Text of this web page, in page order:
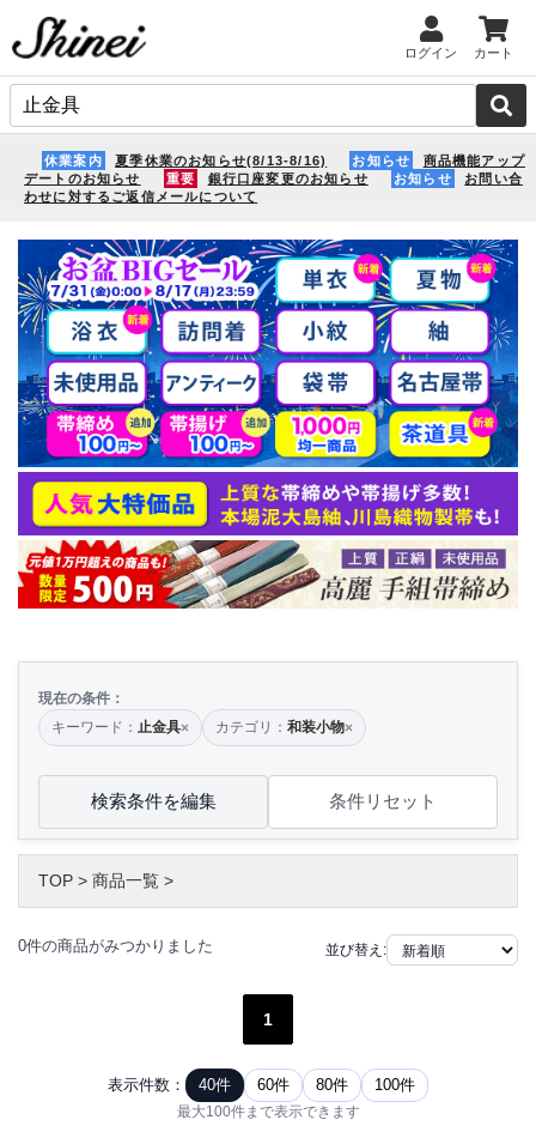
ログイン カート
休業案内 夏季休業のお知らせ(8/13-8/16) お知らせ
商品機能アップ
デートのお知らせ
重要 銀行口座変更のお知らせ お知らせ
お問い合
わせに対するご返信メールについて
現在の条件：
キーワード： 止金具× カテゴリ： 和装小物×
検索条件を編集 条件リセット
TOP > 商品一覧 >
0件の商品がみつかりました 並び替え:
1
表示件数： 40件 60件 80件 100件
最大100件まで表示できます